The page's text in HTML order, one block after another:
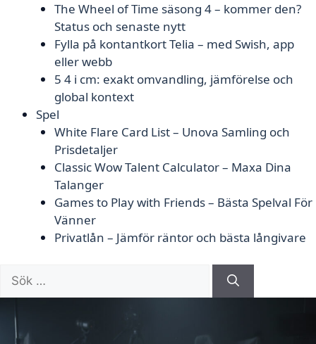
The Wheel of Time säsong 4 – kommer den?
Status och senaste nytt
Fylla på kontantkort Telia – med Swish, app
eller webb
5 4 i cm: exakt omvandling, jämförelse och
global kontext
Spel
White Flare Card List – Unova Samling och
Prisdetaljer
Classic Wow Talent Calculator – Maxa Dina
Talanger
Games to Play with Friends – Bästa Spelval För
Vänner
Privatlån – Jämför räntor och bästa långivare
Sök
efter: